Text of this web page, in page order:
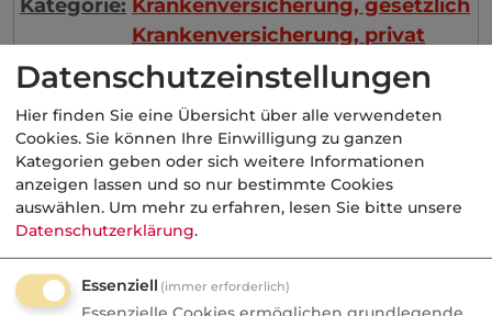
Kategorie: Krankenversicherung, gesetzlich
Krankenversicherung, privat
AktuelleNachrichten
07.08.2026
FONDS professionell
Studie: Ungleiche
Datenschutzeinstellungen
Hier finden Sie eine Übersicht über alle verwendeten
Cookies. Sie können Ihre Einwilligung zu ganzen
Kategorien geben oder sich weitere Informationen
anzeigen lassen und so nur bestimmte Cookies
auswählen. Um mehr zu erfahren, lesen Sie bitte unsere
Datenschutzerklärung.
Essenziell (immer erforderlich)